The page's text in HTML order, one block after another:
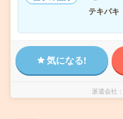
テキパキ
気になる!
派遣会社